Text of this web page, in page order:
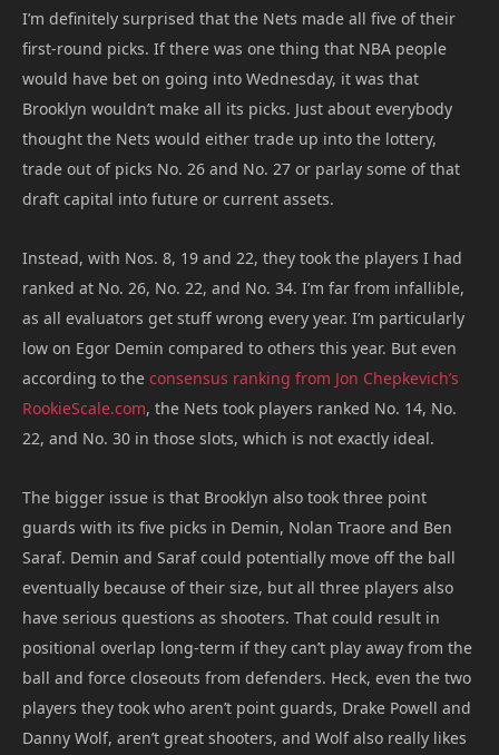
I’m definitely surprised that the Nets made all five of their
first-round picks. If there was one thing that NBA people
would have bet on going into Wednesday, it was that
Brooklyn wouldn’t make all its picks. Just about everybody
thought the Nets would either trade up into the lottery,
trade out of picks No. 26 and No. 27 or parlay some of that
draft capital into future or current assets.
Instead, with Nos. 8, 19 and 22, they took the players I had
ranked at No. 26, No. 22, and No. 34. I’m far from infallible,
as all evaluators get stuff wrong every year. I’m particularly
low on Egor Demin compared to others this year. But even
according to the consensus ranking from Jon Chepkevich’s
RookieScale.com, the Nets took players ranked No. 14, No.
22, and No. 30 in those slots, which is not exactly ideal.
The bigger issue is that Brooklyn also took three point
guards with its five picks in Demin, Nolan Traore and Ben
Saraf. Demin and Saraf could potentially move off the ball
eventually because of their size, but all three players also
have serious questions as shooters. That could result in
positional overlap long-term if they can’t play away from the
ball and force closeouts from defenders. Heck, even the two
players they took who aren’t point guards, Drake Powell and
Danny Wolf, aren’t great shooters, and Wolf also really likes